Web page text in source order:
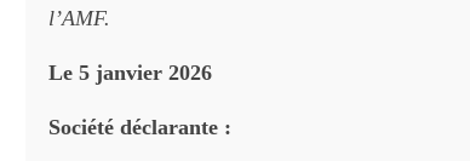
l’AMF.
Le 5 janvier 2026
Société déclarante :